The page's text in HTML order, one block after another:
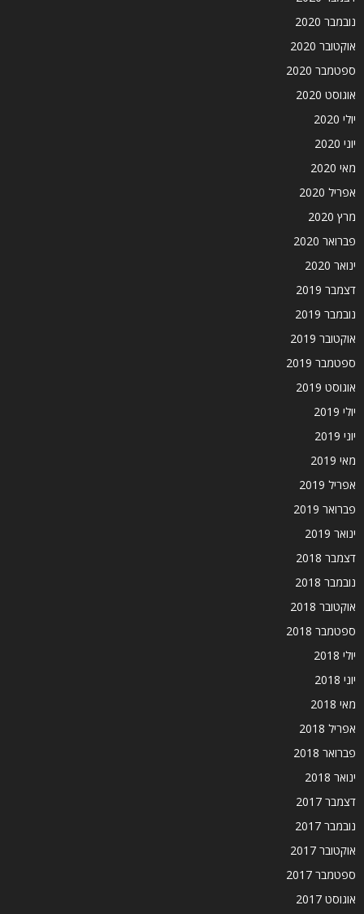
נובמבר 2020
אוקטובר 2020
ספטמבר 2020
אוגוסט 2020
יולי 2020
יוני 2020
מאי 2020
אפריל 2020
מרץ 2020
פברואר 2020
ינואר 2020
דצמבר 2019
נובמבר 2019
אוקטובר 2019
ספטמבר 2019
אוגוסט 2019
יולי 2019
יוני 2019
מאי 2019
אפריל 2019
פברואר 2019
ינואר 2019
דצמבר 2018
נובמבר 2018
אוקטובר 2018
ספטמבר 2018
יולי 2018
יוני 2018
מאי 2018
אפריל 2018
פברואר 2018
ינואר 2018
דצמבר 2017
נובמבר 2017
אוקטובר 2017
ספטמבר 2017
אוגוסט 2017